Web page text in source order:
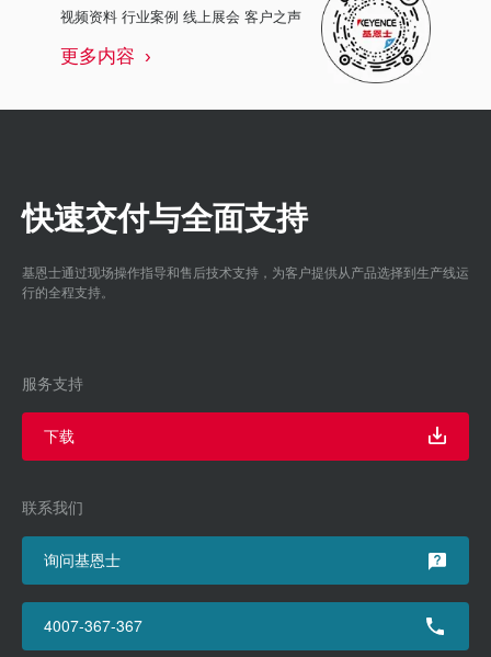
视频资料 行业案例 线上展会 客户之声
更多内容
快速交付与全面支持
基恩士通过现场操作指导和售后技术支持，为客户提供从产品选择到生产线运
行的全程支持。
服务支持
下载
联系我们
询问基恩士
4007-367-367